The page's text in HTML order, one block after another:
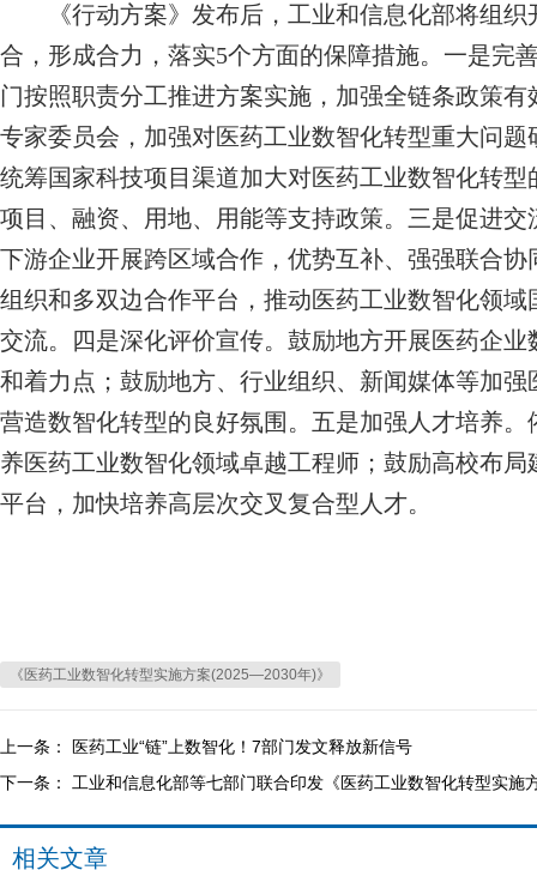
《行动方案》发布后，工业和信息化部将组织
合，形成合力，落实5个方面的保障措施。一是完
门按照职责分工推进方案实施，加强全链条政策
专家委员会，加强对医药工业数智化转型重大问
统筹国家科技项目渠道加大对医药工业数智化转
项目、融资、用地、用能等支持政策。三是促进
下游企业开展跨区域合作，优势互补、强强联合
组织和多双边合作平台，推动医药工业数智化领
交流。四是深化评价宣传。鼓励地方开展医药企
和着力点；鼓励地方、行业组织、新闻媒体等加
营造数智化转型的良好氛围。五是加强人才培养
养医药工业数智化领域卓越工程师；鼓励高校布
平台，加快培养高层次交叉复合型人才。
《医药工业数智化转型实施方案(2025—2030年)》
上一条：
医药工业“链”上数智化！7部门发文释放新信号
下一条： 工业和信息化部等七部门联合印发《医药工业数智化转型实
相关文章